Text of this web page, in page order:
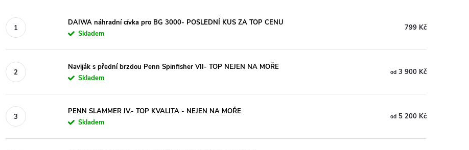
DAIWA náhradní cívka pro BG 3000- POSLEDNÍ KUS ZA TOP CENU
Skladem
799 Kč
Naviják s přední brzdou Penn Spinfisher VII- TOP NEJEN NA MOŘE
Skladem
od 3 900 Kč
PENN SLAMMER IV.- TOP KVALITA - NEJEN NA MOŘE
Skladem
od 5 200 Kč